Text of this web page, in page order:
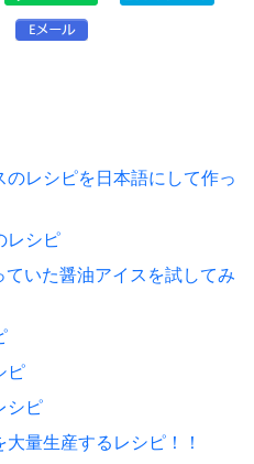
レシピを日本語にして作っ
レシピ
いた醤油アイスを試してみ
ピ
シピ
量生産するレシピ！！